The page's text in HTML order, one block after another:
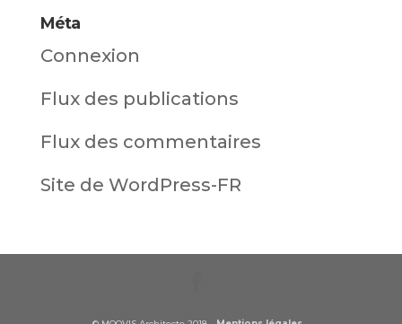
Méta
Connexion
Flux des publications
Flux des commentaires
Site de WordPress-FR